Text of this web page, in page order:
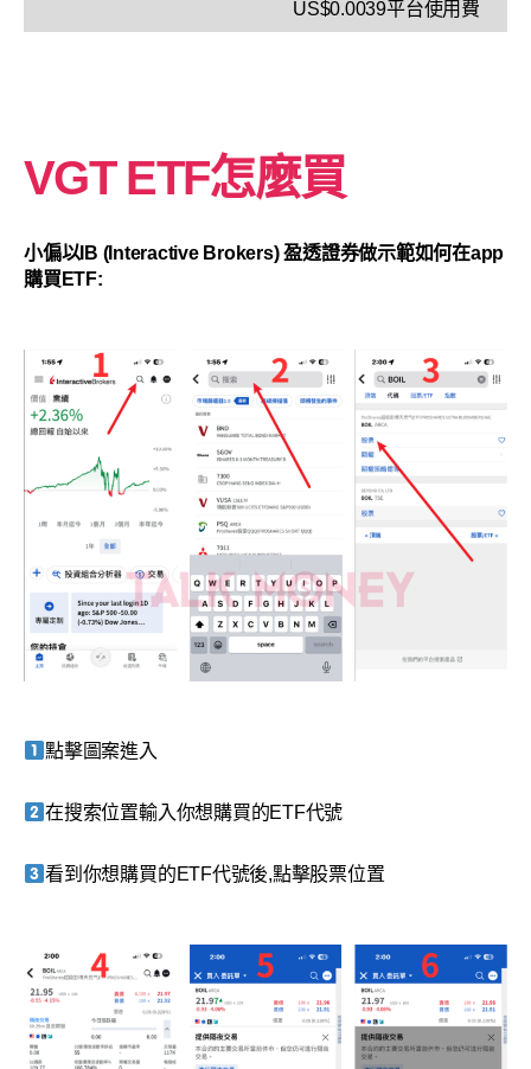
US$0.0039平台使用費
VGT ETF怎麼買
小偏以IB (Interactive Brokers) 盈透證券做示範如何在app
購買ETF:
點擊圖案進入
在搜索位置輸入你想購買的ETF代號
看到你想購買的ETF代號後,點擊股票位置